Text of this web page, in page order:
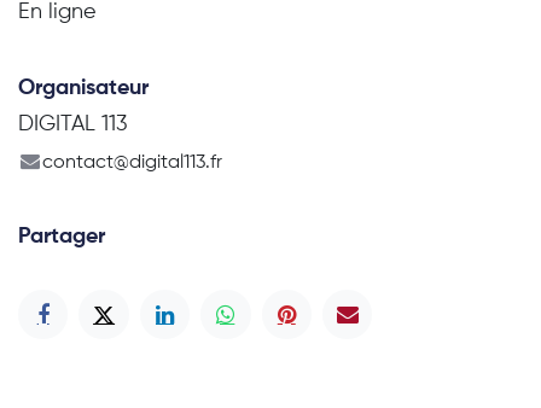
En ligne
Organisateur
DIGITAL 113
contact@digital113.fr
Partager